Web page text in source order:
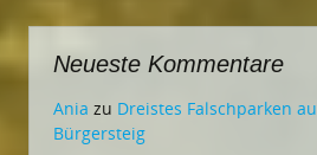
Neueste Kommentare
Ania zu Dreistes Falschparken
Bürgersteig